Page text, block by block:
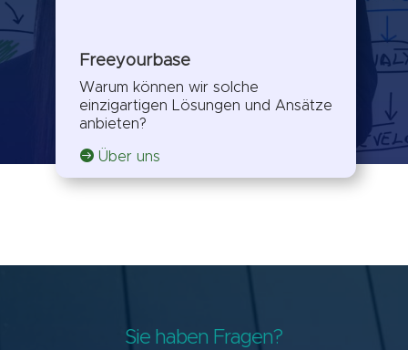
Freeyourbase
Warum können wir solche
einzigartigen Lösungen und Ansätze
anbieten?
Über uns
Sie haben Fragen?